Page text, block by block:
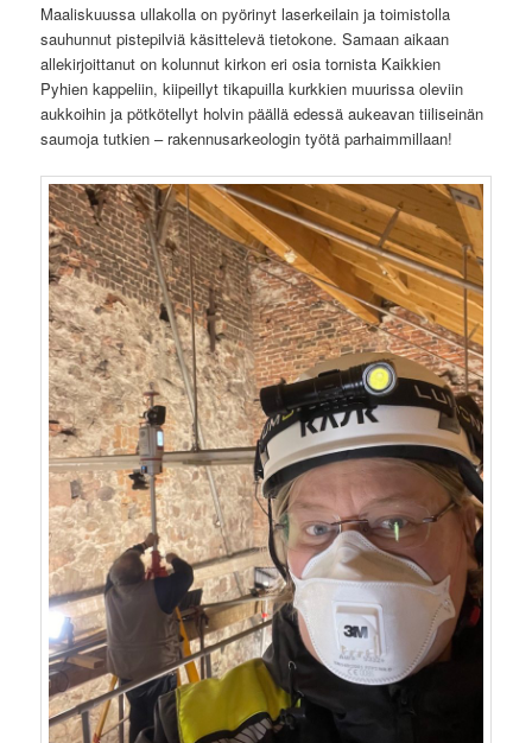
Maaliskuussa ullakolla on pyörinyt laserkeilain ja toimistolla
sauhunnut pistepilviä käsittelevä tietokone. Samaan aikaan
allekirjoittanut on kolunnut kirkon eri osia tornista Kaikkien
Pyhien kappeliin, kiipeillyt tikapuilla kurkkien muurissa oleviin
aukkoihin ja pötkötellyt holvin päällä edessä aukeavan tiiliseinän
saumoja tutkien – rakennusarkeologin työtä parhaimmillaan!